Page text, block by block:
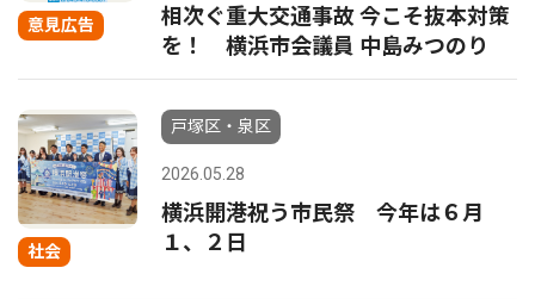
意見広告
相次ぐ重大交通事故 今こそ抜本対策
を！ 横浜市会議員 中島みつのり
社会
戸塚区・泉区
2026.05.28
横浜開港祝う市民祭 今年は６月
１、２日